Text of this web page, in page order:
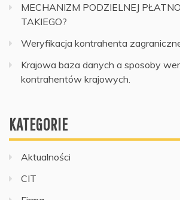
MECHANIZM PODZIELNEJ
TAKIEGO?
Weryfikacja kontrahenta
Krajowa baza danych a sposoby
kontrahentów krajowych.
KATEGORIE
Aktualności
CIT